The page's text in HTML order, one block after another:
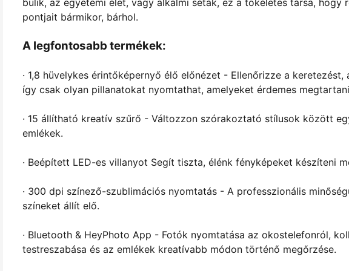
bulik, az egyetemi élet, vagy alkalmi séták, ez a tökéletes társa, hogy
pontjait bármikor, bárhol.
A legfontosabb termékek:
· 1,8 hüvelykes érintőképernyő élő előnézet - Ellenőrizze a
így csak olyan pillanatokat nyomtathat, amelyeket érdemes
· 15 állítható kreatív szűrő - Változzon szórakoztató stílusok között
emlékek.
· Beépített LED-es villanyot Segít tiszta, élénk fényképeket készíteni
· 300 dpi színező-szublimációs nyomtatás - A professzionális
színeket állít elő.
· Bluetooth & HeyPhoto App - Fotók nyomtatása az okostelefonról,
testreszabása és az emlékek kreatívabb módon történő megőrzése.